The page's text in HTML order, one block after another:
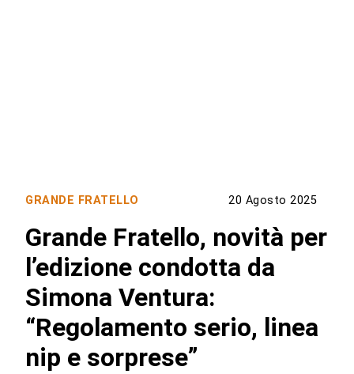
GRANDE FRATELLO 20 Agosto 2025
Grande Fratello, novità per
l’edizione condotta da
Simona Ventura:
“Regolamento serio, linea
nip e sorprese”